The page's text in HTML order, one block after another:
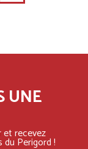
UNE
recevez
du Perigord !